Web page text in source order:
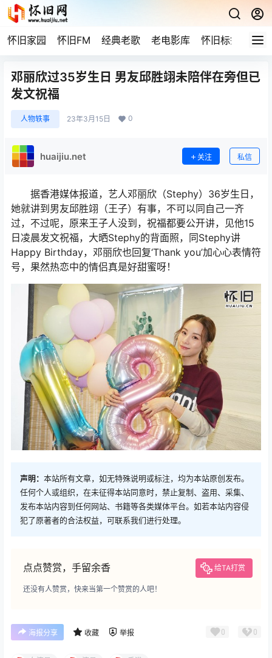
怀旧家园 怀旧FM 经典老歌 老电影库 怀旧标签 网
邓丽欣过35岁生日 男友邱胜翊未陪伴在旁但已
发文祝福
人物轶事 23年3月15日 0
huaijiu.net 关注 私信
据香港媒体报道，艺人邓丽欣（Stephy）36岁生日，
她就讲到男友邱胜翊（王子）有事，不可以同自己一齐
过，不过呢，原来王子人没到，祝福都要公开讲，见他15
日凌晨发文祝福，大晒Stephy的背面照，同Stephy讲
Happy Birthday，邓丽欣也回复‘Thank you’加心心表情符
号，果然热恋中的情侣真是好甜蜜呀！
声明： 本站所有文章，如无特殊说明或标注，均为本站原创发布。
任何个人或组织，在未征得本站同意时，禁止复制、盗用、采集、
发布本站内容到任何网站、书籍等各类媒体平台。如若本站内容侵
犯了原著者的合法权益，可联系我们进行处理。
点点赞赏，手留余香 给TA打赏
还没有人赞赏，快来当第一个赞赏的人吧！
海报分享 收藏 举报 0 0